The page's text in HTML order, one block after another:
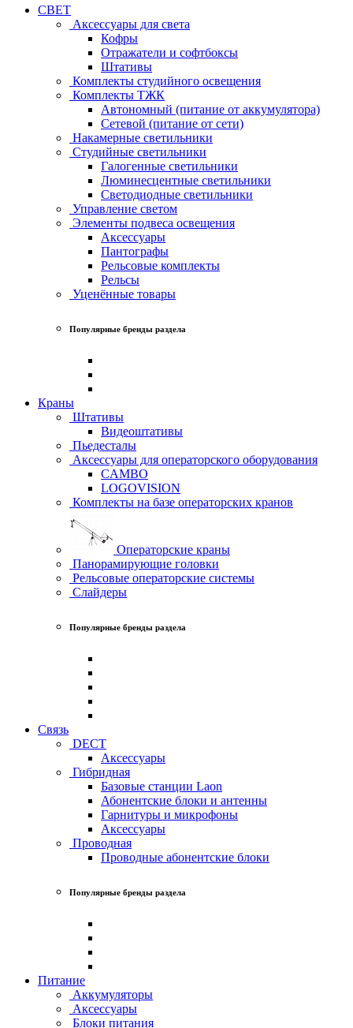
СВЕТ
Аксессуары для света
Кофры
Отражатели и софтбоксы
Штативы
Комплекты студийного освещения
Комплекты ТЖК
Автономный (питание от аккумулятора)
Сетевой (питание от сети)
Накамерные светильники
Студийные светильники
Галогенные светильники
Люминесцентные светильники
Светодиодные светильники
Управление светом
Элементы подвеса освещения
Аксессуары
Пантографы
Рельсовые комплекты
Рельсы
Уценённые товары
Популярные бренды раздела
Краны
Штативы
Видеоштативы
Пьедесталы
Аксессуары для операторского оборудования
CAMBO
LOGOVISION
Комплекты на базе операторских кранов
Операторские краны
Панорамирующие головки
Рельсовые операторские системы
Слайдеры
Популярные бренды раздела
Связь
DECT
Аксессуары
Гибридная
Базовые станции Laon
Абонентские блоки и антенны
Гарнитуры и микрофоны
Аксессуары
Проводная
Проводные абонентские блоки
Популярные бренды раздела
Питание
Аккумуляторы
Аксессуары
Блоки питания